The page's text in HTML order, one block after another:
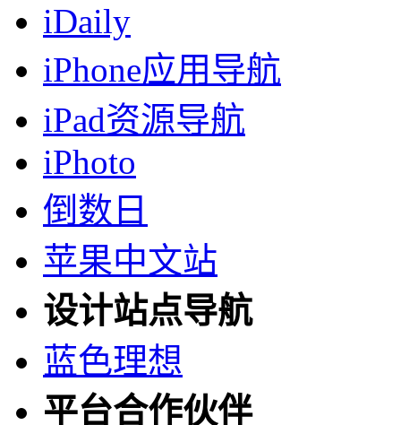
iDaily
iPhone应用导航
iPad资源导航
iPhoto
倒数日
苹果中文站
设计站点导航
蓝色理想
平台合作伙伴